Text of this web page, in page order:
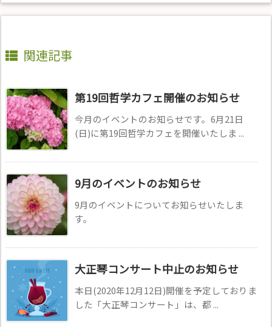
関連記事
第19回哲学カフェ開催のお知らせ
今月のイベントのお知らせです。6月21日
(日)に第19回哲学カフェを開催いたしま ...
9月のイベントのお知らせ
9月のイベントについてお知らせいたしま
す。
大正琴コンサート中止のお知らせ
本日(2020年12月12日)開催を予定しておりま
した「大正琴コンサート」は、都 ...